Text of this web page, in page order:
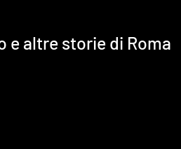
e altre storie di Roma